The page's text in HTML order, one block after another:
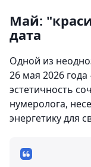
Май:
дата
Одной из
26 мая 2026 года
эстетичность
нумеролога,
энергетику для